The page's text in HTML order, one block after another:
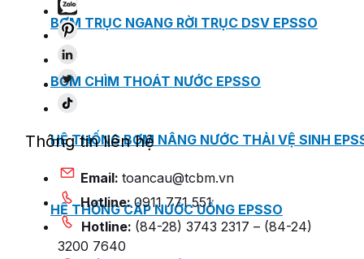
BƠM TRỤC NGANG RỜI TRỤC DSV EPSSO
BƠM CHÌM THOÁT NƯỚC EPSSO
HỆ THỐNG BƠM NÂNG NƯỚC THẢI VỆ SINH
HỆ THỐNG CẤP NƯỚC UỐNG EPSSO
Thông tin liên hệ
Email: toancau@tcbm.vn
Hotline:0911 771 551
Hotline: (84-28) 3743 2317 – (84-24)
3200 7640